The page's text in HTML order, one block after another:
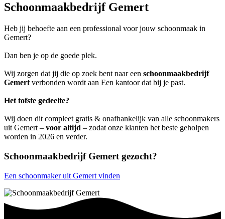
Schoonmaakbedrijf Gemert
Heb jij behoefte aan een professional voor jouw schoonmaak in
Gemert?
Dan ben je op de goede plek.
Wij zorgen dat jij die op zoek bent naar een schoonmaakbedrijf
Gemert verbonden wordt aan Een kantoor dat bij je past.
Het tofste gedeelte?
Wij doen dit compleet gratis & onafhankelijk van alle schoonmakers
uit Gemert – voor altijd – zodat onze klanten het beste geholpen
worden in 2026 en verder.
Schoonmaakbedrijf Gemert gezocht?
Een schoonmaker uit Gemert vinden